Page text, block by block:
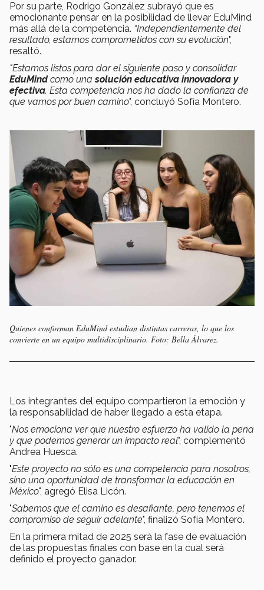
Por su parte, Rodrigo González subrayó que es
emocionante pensar en la posibilidad de llevar EduMind
más allá de la competencia. “Independientemente del
resultado, estamos comprometidos con su evolución",
resaltó.
"Estamos listos para dar el siguiente paso y consolidar
EduMindcomo unasolución educativa innovadora y
efectiva. Esta competencia nos ha dado la confianza de
que vamos por buen camino", concluyó Sofía Montero.
Quienes conforman EduMind estudian distintas carreras, lo que los
convierte en un equipo multidisciplinario. Foto: Bella Álvarez.
Los integrantes del equipo compartieron la emoción y
la responsabilidad de haber llegado a esta etapa.
"Nos emociona ver que nuestro esfuerzo ha valido la pena
y que podemos generar un impacto real", complementó
Andrea Huesca.
"Este proyecto no sólo es una competencia para nosotros,
sino una oportunidad de transformar la educación en
México", agregó Elisa Licón.
"Sabemos que el camino es desafiante, pero tenemos el
compromiso de seguir adelante", finalizó Sofía Montero.
En la primera mitad de 2025 será la fase de evaluación
de las propuestas finales con base en la cual será
definido el proyecto ganador.